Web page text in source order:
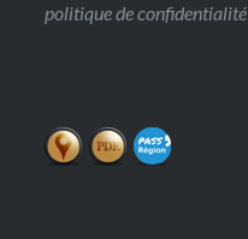
politique de confidentialité